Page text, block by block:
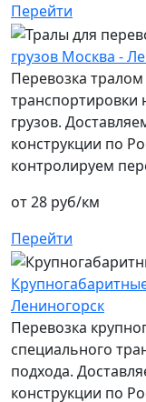
Перейти
грузов Москва -
Перевозка
транспортировки
грузов.
конструкции по
контролируем
от 28 руб/км
Перейти
Лениногорск
Перевозка
специального
подхода.
конструкции по